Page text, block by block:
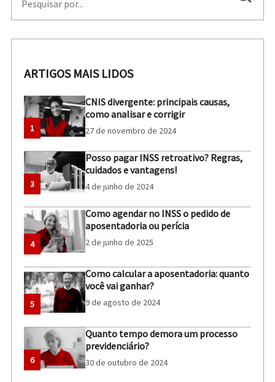
ARTIGOS MAIS LIDOS
1
CNIS divergente: principais causas,
como analisar e corrigir
27 de novembro de 2024
3
Posso pagar INSS retroativo? Regras,
cuidados e vantagens!
4 de junho de 2024
4
Como agendar no INSS o pedido de
aposentadoria ou perícia
2 de junho de 2025
5
Como calcular a aposentadoria: quanto
você vai ganhar?
9 de agosto de 2024
6
Quanto tempo demora um processo
previdenciário?
30 de outubro de 2024